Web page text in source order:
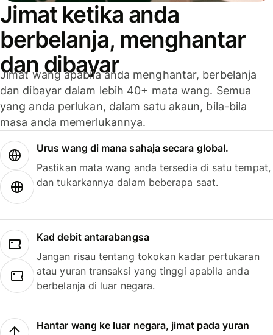
Jimat ketika anda
berbelanja, menghantar
dan dibayar
Jimat wang apabila anda menghantar, berbelanja
dan dibayar dalam lebih 40+ mata wang. Semua
yang anda perlukan, dalam satu akaun, bila-bila
masa anda memerlukannya.
Urus wang di mana sahaja secara global.
Pastikan mata wang anda tersedia di satu tempat,
dan tukarkannya dalam beberapa saat.
Kad debit antarabangsa
Jangan risau tentang tokokan kadar pertukaran
atau yuran transaksi yang tinggi apabila anda
berbelanja di luar negara.
Hantar wang ke luar negara, jimat pada yuran